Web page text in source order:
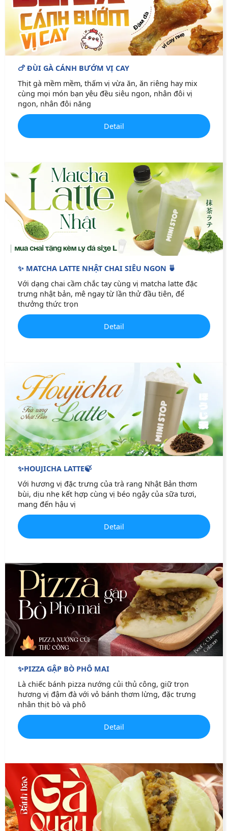
🍗 ĐÙI GÀ CÁNH BƯỚM VỊ CAY
Thịt gà mềm mềm, thấm vị vừa ăn, ăn riêng hay mix
cùng mọi món bạn yêu đều siêu ngon, nhân đôi vị
ngon, nhân đôi năng
Detail
✨ MATCHA LATTE NHẬT CHAI SIÊU NGON 🍵
Với dạng chai cầm chắc tay cùng vị matcha latte đặc
trưng nhật bản, mê ngay từ lần thử đầu tiên, để
thưởng thức trọn
Detail
✨HOUJICHA LATTE🍃
Với hương vị đặc trưng của trà rang Nhật Bản thơm
bùi, dịu nhẹ kết hợp cùng vị béo ngậy của sữa tươi,
mang đến hậu vị
Detail
✨PIZZA GẬP BÒ PHÔ MAI
Là chiếc bánh pizza nướng củi thủ công, giữ trọn
hương vị đậm đà với vỏ bánh thơm lừng, đặc trưng
nhân thịt bò và phô
Detail